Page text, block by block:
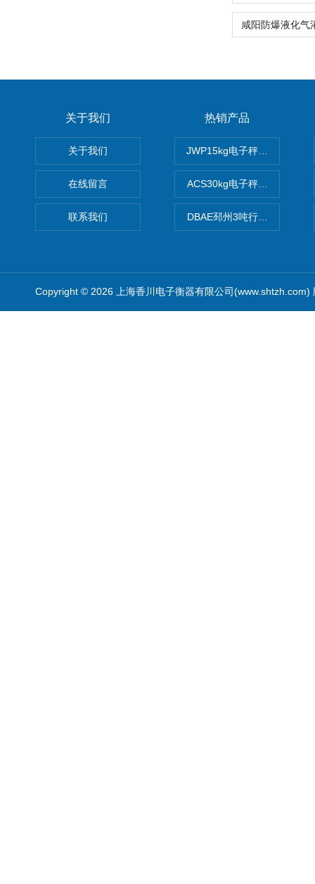
关于我们
关于我们
在线留言
联系我们
热销产品
JWP15kg电子秤价格,15公
ACS30kg电子秤价格,30公
DBAE邳州3吨行车电子吊秤
Copyright © 2026 上海香川电子衡器有限公司(www.shtzh.com)